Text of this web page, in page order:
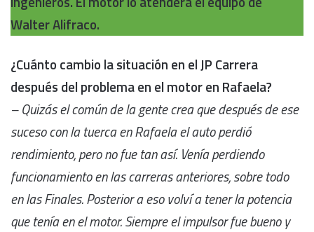
Walter Alifraco.
¿Cuánto cambio la situación en el JP Carrera
después del problema en el motor en Rafaela?
– Quizás el común de la gente crea que después de ese
suceso con la tuerca en Rafaela el auto perdió
rendimiento, pero no fue tan así. Venía perdiendo
funcionamiento en las carreras anteriores, sobre todo
en las Finales. Posterior a eso volví a tener la potencia
que tenía en el motor. Siempre el impulsor fue bueno y